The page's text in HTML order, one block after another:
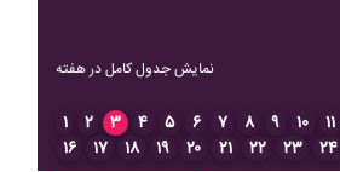
نمایش جدول کامل در هفته
۱ ۲ ۳ ۴ ۵ ۶ ۷ ۸ ۹ ۱۰ ۱۱
۱۶
۱۷ ۱۸ ۱۹ ۲۰ ۲۱ ۲۲ ۲۳ ۲۴